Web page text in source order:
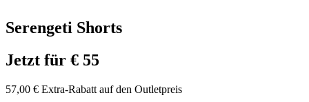
Serengeti Shorts
Jetzt für € 55
57,00 € Extra-Rabatt auf den Outletpreis